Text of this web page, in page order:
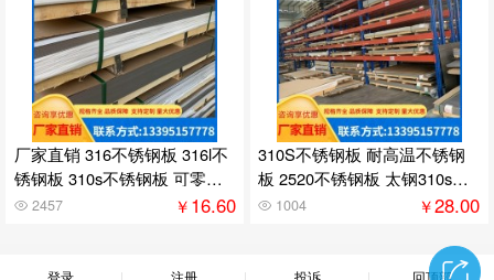
厂家直销 316不锈钢板 316l不
锈钢板 310s不锈钢板 可零切
可加工
2457 ￥16.60
310S不锈钢板 耐高温不锈钢
板 2520不锈钢板 太钢310s不
锈钢板
1004 ￥28.00